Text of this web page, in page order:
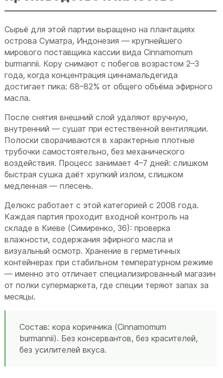
Сырьё для этой партии выращено на плантациях
острова Суматра, Индонезия — крупнейшего
мирового поставщика кассии вида Cinnamomum
burmannii. Кору снимают с побегов возрастом 2–3
года, когда концентрация циннамальдегида
достигает пика: 68–82% от общего объёма эфирного
масла.
После снятия внешний слой удаляют вручную,
внутренний — сушат при естественной вентиляции.
Полоски сворачиваются в характерные плотные
трубочки самостоятельно, без механического
воздействия. Процесс занимает 4–7 дней: слишком
быстрая сушка даёт хрупкий излом, слишком
медленная — плесень.
Делюкс работает с этой категорией с 2008 года.
Каждая партия проходит входной контроль на
складе в Киеве (Симиренко, 36): проверка
влажности, содержания эфирного масла и
визуальный осмотр. Хранение в герметичных
контейнерах при стабильном температурном режиме
— именно это отличает специализированный магазин
от полки супермаркета, где специи теряют запах за
месяцы.
Состав: кора коричника (Cinnamomum
burmannii). Без консервантов, без красителей,
без усилителей вкуса.